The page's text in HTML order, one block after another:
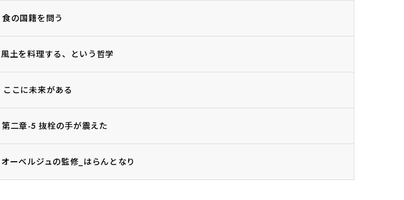
食の国籍を問う
風土を料理する、という哲学
ここに未来がある
第二章-5 抜栓の手が震えた
オーベルジュの監修_はらんとなり